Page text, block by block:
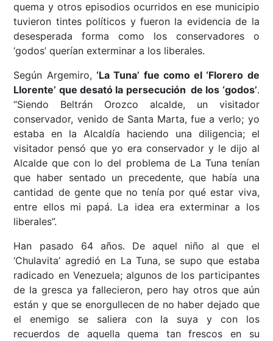
quema y otros episodios ocurridos en ese municipio
tuvieron tintes políticos y fueron la evidencia de la
desesperada forma como los conservadores o
‘godos’ querían exterminar a los liberales.
Según Argemiro, ‘La Tuna’ fue como el ‘Florero de
Llorente’ que desató la persecución de los ‘godos’.
“Siendo Beltrán Orozco alcalde, un visitador
conservador, venido de Santa Marta, fue a verlo; yo
estaba en la Alcaldía haciendo una diligencia; el
visitador pensó que yo era conservador y le dijo al
Alcalde que con lo del problema de La Tuna tenían
que haber sentado un precedente, que había una
cantidad de gente que no tenía por qué estar viva,
entre ellos mi papá. La idea era exterminar a los
liberales”.
Han pasado 64 años. De aquel niño al que el
‘Chulavita’ agredió en La Tuna, se supo que estaba
radicado en Venezuela; algunos de los participantes
de la gresca ya fallecieron, pero hay otros que aún
están y que se enorgullecen de no haber dejado que
el enemigo se saliera con la suya y con los
recuerdos de aquella quema tan frescos en su